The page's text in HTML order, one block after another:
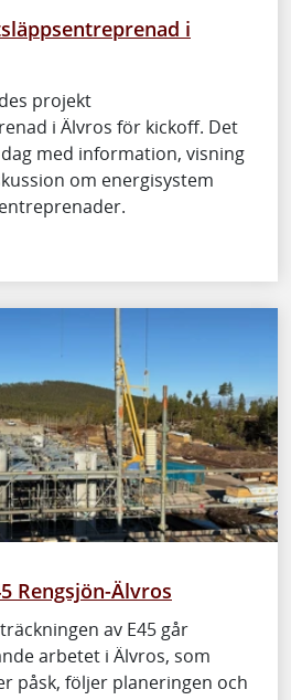
i
projekt
i Älvros för kickoff. Det
med information, visning
om energisystem
Rengsjön-Älvros
av E45 går
arbetet i Älvros, som
påsk, följer planeringen och